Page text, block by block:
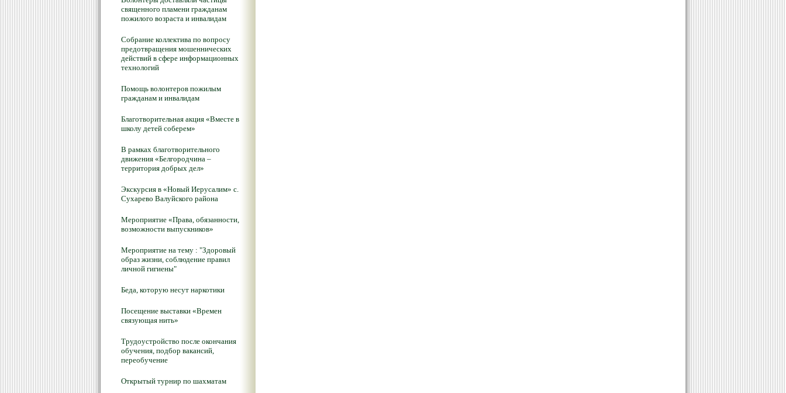
священного пламени гражданам
пожилого возраста и инвалидам
Собрание коллектива по вопросу
предотвращения мошеннических
действий в сфере информационных
технологий
Помощь волонтеров пожилым
гражданам и инвалидам
Благотворительная акция «Вместе в
школу детей соберем»
В рамках благотворительного
движения «Белгородчина –
территория добрых дел»
Экскурсия в «Новый Иерусалим» с.
Сухарево Валуйского района
Мероприятие «Права, обязанности,
возможности выпускников»
Мероприятие на тему : "Здоровый
образ жизни, соблюдение правил
личной гигиены"
Беда, которую несут наркотики
Посещение выставки «Времен
связующая нить»
Трудоустройство после окончания
обучения, подбор вакансий,
переобучение
Открытый турнир по шахматам